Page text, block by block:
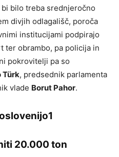
bilo treba srednjeročno
divjih odlagališč, poroča
institucijami podpirajo
ter obrambo, pa policija in
pokrovitelji pa so
Türk, predsednik parlamenta
vlade Borut Pahor.
20.000 ton